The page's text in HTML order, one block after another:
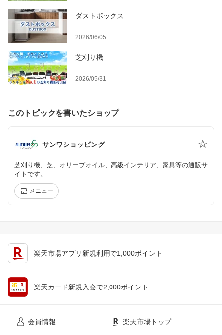
ダストボックス
2026/06/05
芝刈り機
2026/05/31
このトピックを書いたショップ
サンワショッピング
芝刈り機、芝、オリーブオイル、高級インテリア、家具等の通販サ
イトです。
メニュー
楽天市場アプリ新規利用で1,000ポイント
楽天カード新規入会で2,000ポイント
会員情報 楽天市場トップ